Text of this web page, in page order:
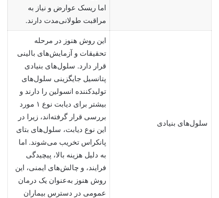
اما ریسک عوارض و نیاز به
مراقبت طولانی‌مدت دارند.
سلول‌های بنیادی
این روش هنوز در مرحله
تحقیقات و آزمایش‌های بالینی
قرار دارد. سلول‌های بنیادی
پتانسیل جایگزینی سلول‌های
تولیدکننده انسولین را دارند و
بیشتر برای دیابت نوع ۱ مورد
بررسی قرار گرفته‌اند، زیرا در
این نوع دیابت، سلول‌های بتای
پانکراس تخریب می‌شوند. اما
به دلیل هزینه بالا، پیچیدگی
فرایند، و چالش‌های ایمنی، این
روش هنوز به‌عنوان یک درمان
عمومی در دسترس بیماران